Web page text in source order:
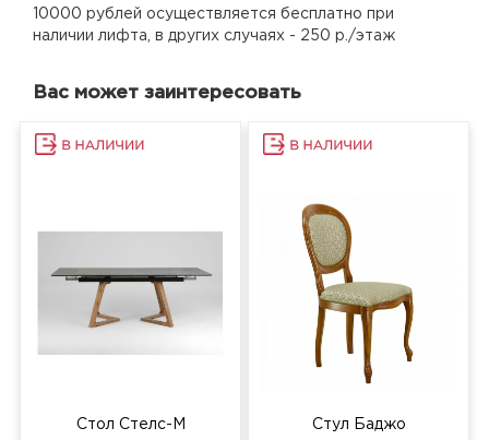
10000 рублей осуществляется бесплатно при
наличии лифта, в других случаях - 250 р./этаж
Вас может заинтересовать
Стол Стелс-М Стул Баджо